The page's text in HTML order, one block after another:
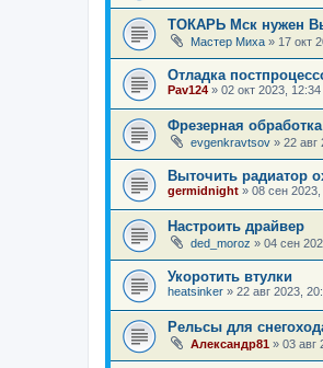
ТОКАРЬ Мск нужен
Мастер Миха » 17 окт
Отладка
Pav124 » 02 окт 2023, 12:34
Фрезерная
evgenkravtsov » 22 авг
Выточить радиатор
germidnight » 08 сен
Настроить драйвер
ded_moroz » 04 сен
Укоротить втулки
heatsinker » 22 авг 2023,
Рельсы для
Александр81 » 03 авг